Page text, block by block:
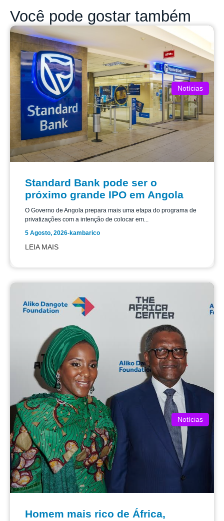
Você pode gostar também
Notícias
Standard Bank pode ser o
próximo grande IPO em Angola
O Governo de Angola prepara mais uma etapa do programa de
privatizações com a intenção de colocar em...
5 Agosto, 2026-kambarico
LEIA MAIS
Notícias
Homem mais rico de África,